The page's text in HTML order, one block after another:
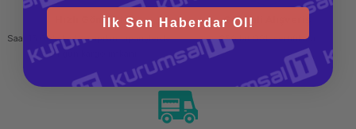
Hızlı Gönderi
Saat 15.00'a kadar yapılan siparişlerde
aynı gün kargo imkanı
Güvenli Alışveriş
256 bit SSL sertifikası
İlk Sen Haberdar Ol!